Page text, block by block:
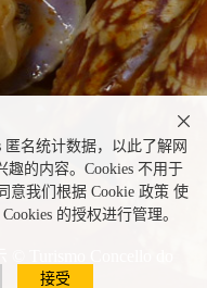
名统计数据，以此了解网
的内容。Cookies 不用于
意我们根据 Cookie 政策 使
的授权进行管理。
接受
